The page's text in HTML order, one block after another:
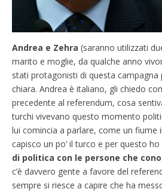
Andrea e Zehra (saranno utilizzati
marito e moglie, da qualche anno
stati protagonisti di questa
chiara. Andrea è italiano, gli chiedo
precedente al referendum, cosa
turchi vivevano questo momento
lui comincia a parlare, come un fiume
capisco un po’ il turco e per questo
di politica con le persone che
c’è davvero gente a favore del
sempre si riesce a capire che ha